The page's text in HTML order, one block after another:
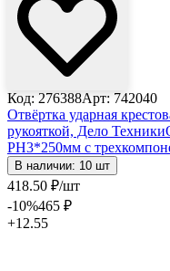
Код: 276388Арт: 742040
Отвёртка ударная
рукояткой, Дело Техники
PH3*250мм с
В наличии: 10 шт
418.50 ₽/шт
-10%465 ₽
+12.55